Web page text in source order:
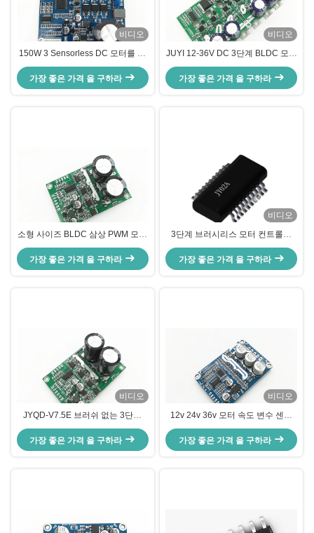
비디오
150W 3 Sensorless DC 모터를 위
한 단계 BLDC 모터 운전사 널
JYQD-V8.8D
가장 좋은 가격 을 구하라
비디오
JUYI 12-36V DC 3단계 BLDC 모터
드라이버 휠체어 / 전기 스케이트보
드 모터 컨트롤러 15A 보드
가장 좋은 가격 을 구하라
소형 사이즈 BLDC 삼상 PWM 모터
운전사, 속도 제어 3 단계 Mosfet 운
전사
가장 좋은 가격 을 구하라
비디오
3단계 브러시리스 모터 컨트롤러
IC, 브러시리스 모터 드라이버 IC 센
서리스 모터
가장 좋은 가격 을 구하라
비디오
JYQD-V7.5E 브러쉬 없는 3단계
DC 센서 모터 드라이버 컨트롤러
PWM 조절기 36-72V
가장 좋은 가격 을 구하라
비디오
12v 24v 36v 모터 속도 변수 센서
없는 모터용 브러시리스 모터 속도
조절기
가장 좋은 가격 을 구하라